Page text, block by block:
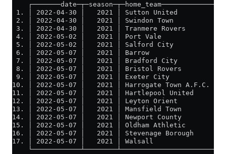
1. │ 2022-04-30 │   2021 │ Sutton United
2. │ 2022-04-30 │   2021 │ Swindon Town
3. │ 2022-04-30 │   2021 │ Tranmere Rovers
4. │ 2022-05-02 │   2021 │ Port Vale
5. │ 2022-05-02 │   2021 │ Salford City
6. │ 2022-05-07 │   2021 │ Barrow
7. │ 2022-05-07 │   2021 │ Bradford City
8. │ 2022-05-07 │   2021 │ Bristol Rovers
9. │ 2022-05-07 │   2021 │ Exeter City
10. │ 2022-05-07 │   2021 │ Harrogate Town
11. │ 2022-05-07 │   2021 │ Hartlepool
12. │ 2022-05-07 │   2021 │ Leyton Orient
13. │ 2022-05-07 │   2021 │ Mansfield Town
14. │ 2022-05-07 │   2021 │ Newport County
15. │ 2022-05-07 │   2021 │ Oldham Athletic
16. │ 2022-05-07 │   2021 │ Stevenage
17. │ 2022-05-07 │   2021 │ Walsall